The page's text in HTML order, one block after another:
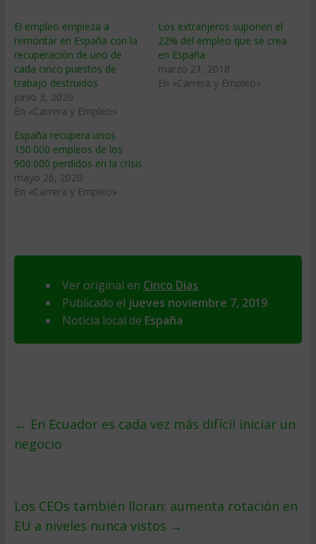
El empleo empieza a
remontar en España con la
recuperación de uno de
cada cinco puestos de
trabajo destruidos
junio 3, 2020
En «Carrera y Empleo»
Los extranjeros suponen el
22% del empleo que se crea
en España
marzo 21, 2018
En «Carrera y Empleo»
España recupera unos
150.000 empleos de los
900.000 perdidos en la crisis
mayo 26, 2020
En «Carrera y Empleo»
Ver original en Cinco Dias
Publicado el jueves noviembre 7, 2019
Noticia local de España
← En Ecuador es cada vez más difícil iniciar un
negocio
Los CEOs también lloran: aumenta rotación en
EU a niveles nunca vistos →